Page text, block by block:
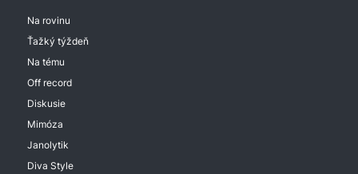
Na rovinu
Ťažký týždeň
Na tému
Off record
Diskusie
Mimóza
Janolytik
Diva Style